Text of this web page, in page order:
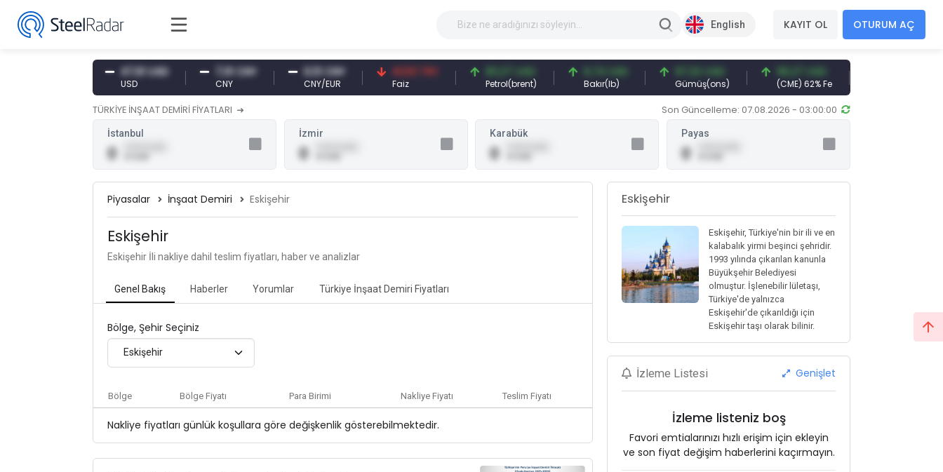
English KAYIT OL OTURUM AÇ
47,61 USD 7,10 CNY 0,13 CNY
CNY/EUR
41,53 TRY 83,27 USD
Petrol(brent)
6,74 USD
Bakır(lb)
97,32 USD
Gümüş(ons)
96,27 USD
(CME) 62% Fe
TÜRKİYE İNŞAAT DEMİRİ FİYATLARI Son Güncelleme: 07.08.2026 - 03:00:00
İstanbul
0
İzmir
0
Karabük
0
Payas
0
Piyasalar İnşaat Demiri Eskişehir
Eskişehir
Eskişehir İli nakliye dahil teslim fiyatları, haber ve analizlar
Genel Bakış Haberler Yorumlar Türkiye İnşaat Demiri Fiyatları
Bölge, Şehir Seçiniz
Eskişehir
Bölge Bölge Fiyatı Para Birimi Nakliye Fiyatı Teslim Fiyatı
Nakliye fiyatları günlük koşullara göre değişkenlik gösterebilmektedir.
Eskişehir
Eskişehir, Türkiye'nin bir ili ve en
kalabalık yirmi beşinci şehridir.
1993 yılında çıkarılan kanunla
Büyükşehir Belediyesi
olmuştur. İşlenebilir lületaşı,
Türkiye'de yalnızca
Eskişehir'de çıkarıldığı için
Eskişehir taşı olarak bilinir.
İzleme Listesi Genişlet
İzleme listeniz boş
Favori emtialarınızı hızlı erişim için ekleyin
ve son fiyat değişim haberlerini kaçırmayın.